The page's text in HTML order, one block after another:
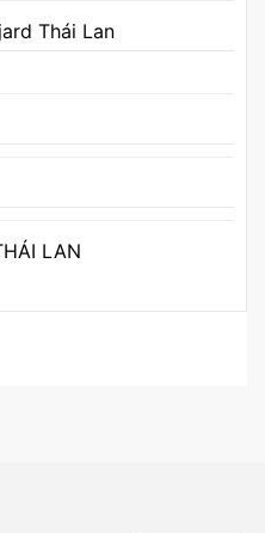
Thái Lan
LAN